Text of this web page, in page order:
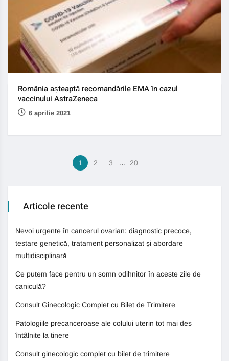
România așteaptă recomandările EMA în cazul
vaccinului AstraZeneca
6 aprilie 2021
1 2 3 … 20
Articole recente
Nevoi urgente în cancerul ovarian: diagnostic precoce,
testare genetică, tratament personalizat și abordare
multidisciplinară
Ce putem face pentru un somn odihnitor în aceste zile de
caniculă?
Consult Ginecologic Complet cu Bilet de Trimitere
Patologiile precanceroase ale colului uterin tot mai des
întâlnite la tinere
Consult ginecologic complet cu bilet de trimitere